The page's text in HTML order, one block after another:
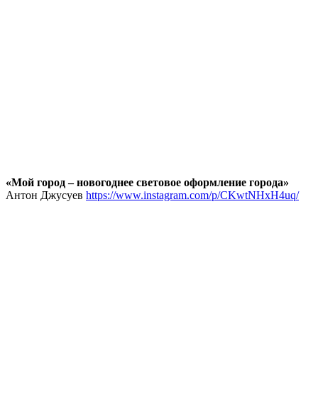
«Мой город – новогоднее световое оформление города»
Антон Джусуев https://www.instagram.com/p/CKwtNHxH4uq/